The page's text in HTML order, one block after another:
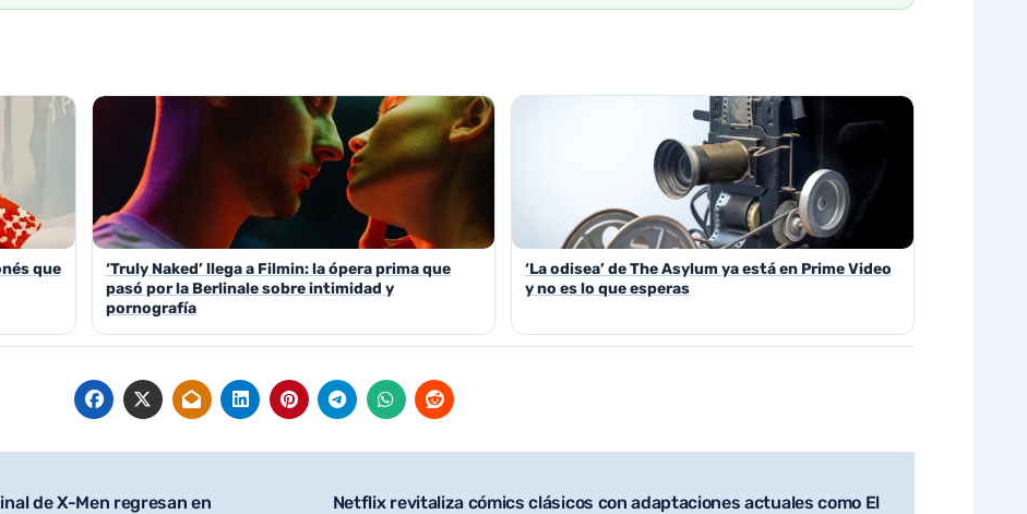
que
‘Truly Naked’ llega a Filmin: la ópera prima que
pasó por la Berlinale sobre intimidad y
pornografía
‘La odisea’ de The Asylum ya está en Prime Video
y no es lo que esperas
de X-Men regresan en
Netflix revitaliza cómics clásicos con adaptaciones actuales como El